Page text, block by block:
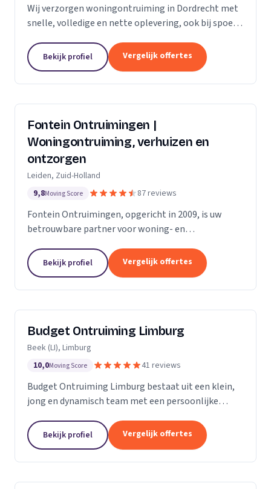
Wij verzorgen woningontruiming in Dordrecht met
snelle, volledige en nette oplevering, ook bij spoed
Bekijk profiel Vergelijk offertes
Fontein Ontruimingen |
Woningontruiming, verhuizen en
ontzorgen
Leiden, Zuid-Holland
9,8Moving Score 87 reviews
Fontein Ontruimingen, opgericht in 2009, is uw
betrouwbare partner voor woning- en
opleveringen. Met onze diensten, die zich
uitstrekken over Midden- en...
Bekijk profiel Vergelijk offertes
Budget Ontruiming Limburg
Beek (LI), Limburg
10,0Moving Score 41 reviews
Budget Ontruiming Limburg bestaat uit een klein,
jong en dynamisch team met een persoonlijke
de kwaliteit leveren die u uiteraard belangrijk vindt.
Bekijk profiel Vergelijk offertes